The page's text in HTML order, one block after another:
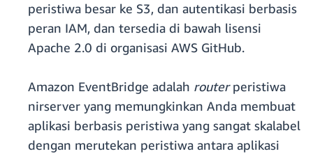
peristiwa besar ke S3, dan autentikasi berbasis
peran IAM, dan tersedia di bawah lisensi
Apache 2.0 di organisasi AWS GitHub.
Amazon EventBridge adalah routerperistiwa
nirserver yang memungkinkan Anda membuat
aplikasi berbasis peristiwa yang sangat skalabel
dengan merutekan peristiwa antara aplikasi